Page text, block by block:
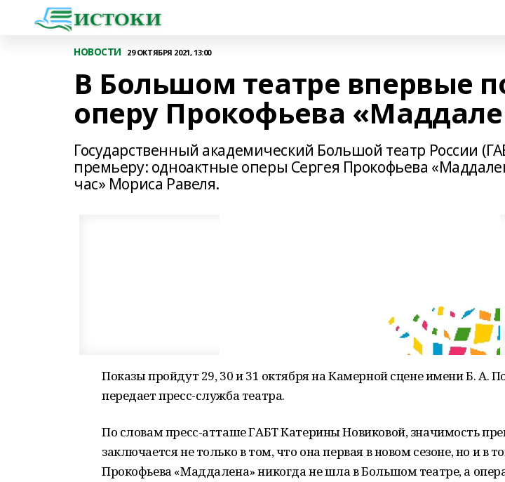
НОВОСТИ 29 ОКТЯБРЯ 2021, 13:00
В Большом театре впервые
оперу Прокофьева
Государственный академический Большой театр России
премьеру: одноактные оперы Сергея Прокофьева
час» Мориса Равеля.
Показы пройдут 29, 30 и 31 октября на Камерной сцене имени Б. А.
передает пресс-служба театра.
По словам пресс-атташе ГАБТ Катерины Новиковой, значимость
заключается не только в том, что она первая в новом сезоне, но и в
Прокофьева «Маддалена» никогда не шла в Большом театре, а